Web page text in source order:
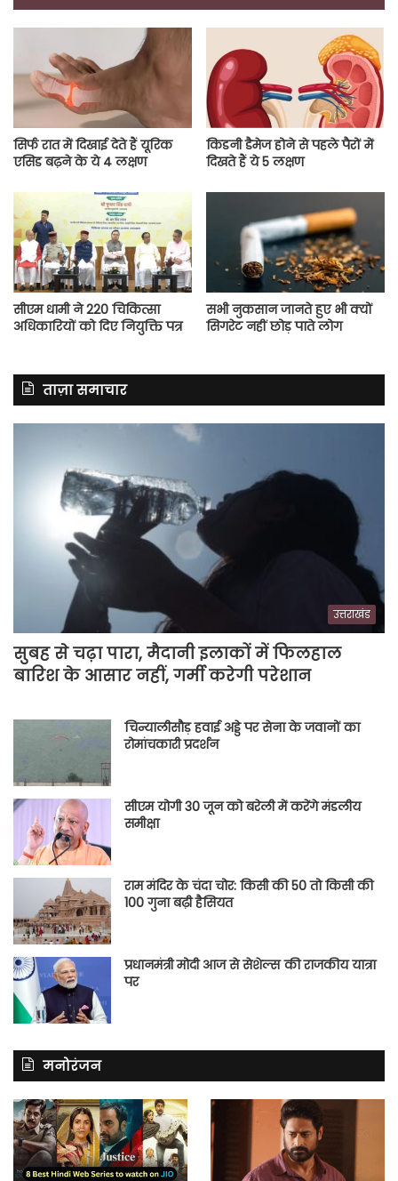
सिर्फ रात में दिखाई देते हैं यूरिक
एसिड बढ़ने के ये 4 लक्षण
किडनी डैमेज होने से पहले पैरों में
दिखते हैं ये 5 लक्षण
सीएम धामी ने 220 चिकित्सा
अधिकारियों को दिए नियुक्ति पत्र
सभी नुकसान जानते हुए भी क्यों
सिगरेट नहीं छोड़ पाते लोग
ताज़ा समाचार
उत्तराखंड
सुबह से चढ़ा पारा, मैदानी इलाकों में फिलहाल
बारिश के आसार नहीं, गर्मी करेगी परेशान
चिन्यालीसौड़ हवाई अड्डे पर सेना के जवानों का
रोमांचकारी प्रदर्शन
सीएम योगी 30 जून को बरेली में करेंगे मंडलीय
समीक्षा
राम मंदिर के चंदा चोर: किसी की 50 तो किसी की
100 गुना बढ़ी हैसियत
प्रधानमंत्री मोदी आज से सेशेल्स की राजकीय यात्रा
पर
मनोरंजन